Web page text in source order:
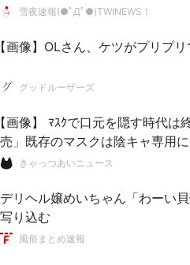
雪夜速報(●ﾟДﾟ●)TWINEWS！
【画像】OLさん、ケツがプリプ
グッドルーザーズ
【画像】 ﾏｽｸで口元を隠す時代
売」既存のマスクは陰キャ専用
きゃっつあいニュース
デリヘル嬢めいちゃん「わー
写り込む
風俗まとめ速報